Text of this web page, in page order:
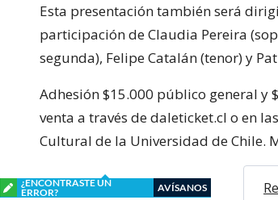
Esta presentación también será
participación de Claudia Pereira
segunda), Felipe Catalán (tenor) y
Adhesión $15.000 público general y
venta a través de daleticket.cl o en
Cultural de la Universidad de Chile.
¿ENCONTRASTE UN
ERROR?
AVÍSANOS